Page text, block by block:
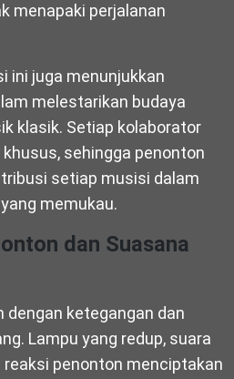
menapaki perjalanan
ini juga menunjukkan
melestarikan budaya
klasik. Setiap kolaborator
sehingga penonton
setiap musisi dalam
memukau.
dan Suasana
dengan ketegangan dan
Lampu yang redup, suara
reaksi penonton menciptakan